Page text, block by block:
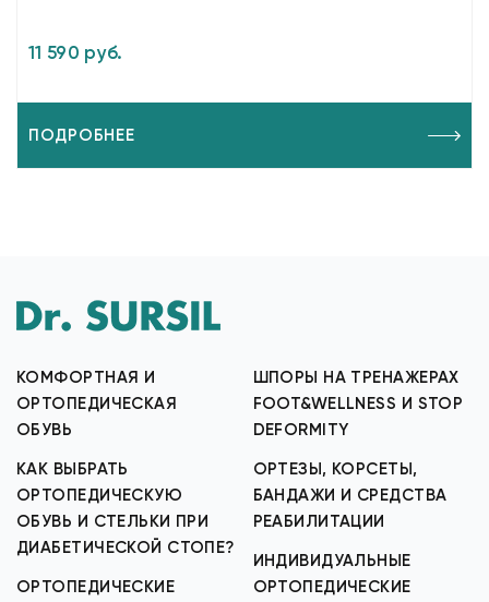
11 590 руб.
ПОДРОБНЕЕ
КОМФОРТНАЯ И
ОРТОПЕДИЧЕСКАЯ
ОБУВЬ
КАК ВЫБРАТЬ
ОРТОПЕДИЧЕСКУЮ
ОБУВЬ И СТЕЛЬКИ ПРИ
ДИАБЕТИЧЕСКОЙ СТОПЕ?
ОРТОПЕДИЧЕСКИЕ
ШПОРЫ НА ТРЕНАЖЕРАХ
FOOT&WELLNESS И STOP
DEFORMITY
ОРТЕЗЫ, КОРСЕТЫ,
БАНДАЖИ И СРЕДСТВА
РЕАБИЛИТАЦИИ
ИНДИВИДУАЛЬНЫЕ
ОРТОПЕДИЧЕСКИЕ